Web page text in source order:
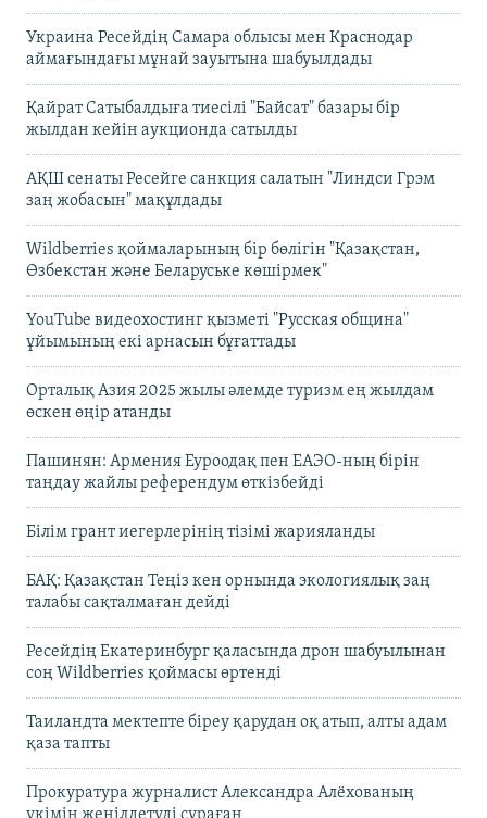
Украина Ресейдің Самара облысы мен Краснодар
аймағындағы мұнай зауытына шабуылдады
Қайрат Сатыбалдыға тиесілі "Байсат" базары бір
жылдан кейін аукционда сатылды
АҚШ сенаты Ресейге санкция салатын "Линдси Грэм
заң жобасын" мақұлдады
Wildberries қоймаларының бір бөлігін "Қазақстан,
Өзбекстан және Беларуське көшірмек"
YouTube видеохостинг қызметі "Русская община"
ұйымының екі арнасын бұғаттады
Орталық Азия 2025 жылы әлемде туризм ең жылдам
өскен өңір атанды
Пашинян: Армения Еуроодақ пен ЕАЭО-ның бірін
таңдау жайлы референдум өткізбейді
Білім грант иегерлерінің тізімі жарияланды
БАҚ: Қазақстан Теңіз кен орнында экологиялық заң
талабы сақталмаған дейді
Ресейдің Екатеринбург қаласында дрон шабуылынан
соң Wildberries қоймасы өртенді
Таиландта мектепте біреу қарудан оқ атып, алты адам
қаза тапты
Прокуратура журналист Александра Алёхованың